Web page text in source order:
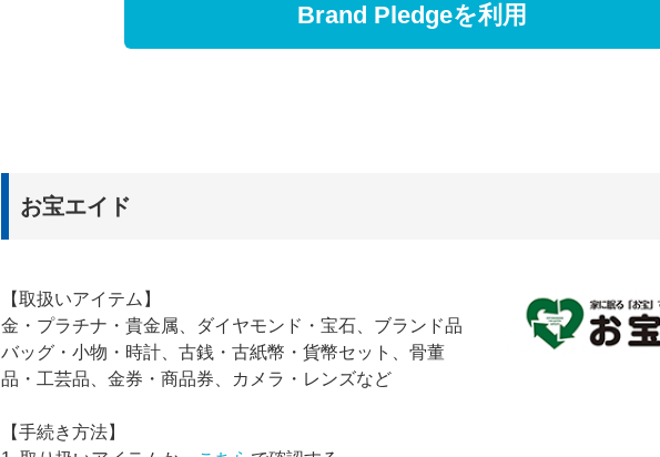
Brand Pledgeを利用
お宝エイド
【取扱いアイテム】
金・プラチナ・貴金属、ダイヤモンド・宝石、ブランド品
バッグ・小物・時計、古銭・古紙幣・貨幣セット、骨董
品・工芸品、金券・商品券、カメラ・レンズなど
【手続き方法】